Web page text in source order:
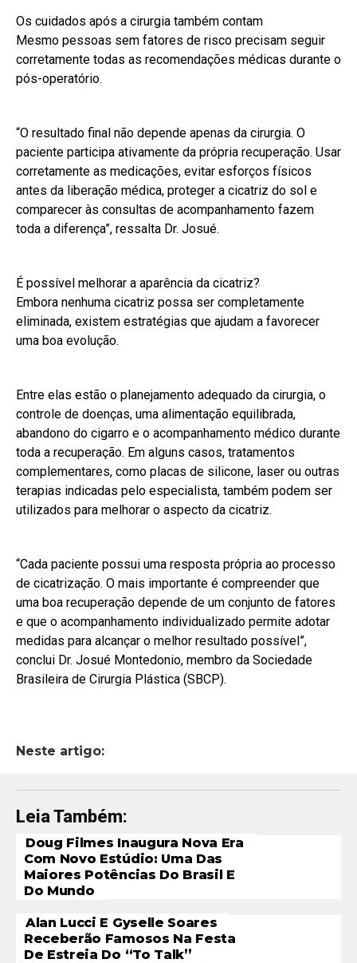
Os cuidados após a cirurgia também contam
Mesmo pessoas sem fatores de risco precisam seguir
corretamente todas as recomendações médicas durante o
pós-operatório.
“O resultado final não depende apenas da cirurgia. O
paciente participa ativamente da própria recuperação. Usar
corretamente as medicações, evitar esforços físicos
antes da liberação médica, proteger a cicatriz do sol e
comparecer às consultas de acompanhamento fazem
toda a diferença”, ressalta Dr. Josué.
É possível melhorar a aparência da cicatriz?
Embora nenhuma cicatriz possa ser completamente
eliminada, existem estratégias que ajudam a favorecer
uma boa evolução.
Entre elas estão o planejamento adequado da cirurgia, o
controle de doenças, uma alimentação equilibrada,
abandono do cigarro e o acompanhamento médico durante
toda a recuperação. Em alguns casos, tratamentos
complementares, como placas de silicone, laser ou outras
terapias indicadas pelo especialista, também podem ser
utilizados para melhorar o aspecto da cicatriz.
“Cada paciente possui uma resposta própria ao processo
de cicatrização. O mais importante é compreender que
uma boa recuperação depende de um conjunto de fatores
e que o acompanhamento individualizado permite adotar
medidas para alcançar o melhor resultado possível”,
conclui Dr. Josué Montedonio, membro da Sociedade
Brasileira de Cirurgia Plástica (SBCP).
Neste artigo:
Leia Também:
Doug Filmes Inaugura Nova Era
Com Novo Estúdio: Uma Das
Maiores Potências Do Brasil E
Do Mundo
Alan Lucci E Gyselle Soares
Receberão Famosos Na Festa
De Estreia Do “To Talk”